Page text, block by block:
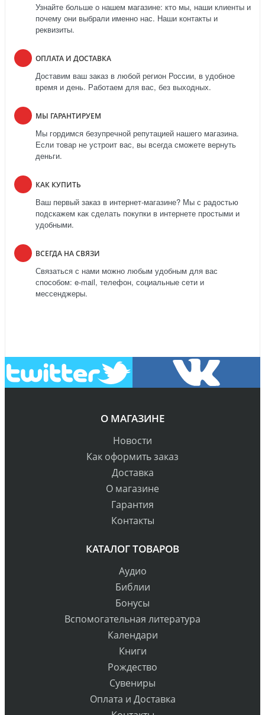
Узнайте больше о нашем магазине: кто мы, наши клиенты и
почему они выбрали именно нас. Наши контакты и
реквизиты.
ОПЛАТА И ДОСТАВКА
Доставим ваш заказ в любой регион России, в удобное
время и день. Работаем для вас, без выходных.
МЫ ГАРАНТИРУЕМ
Мы гордимся безупречной репутацией нашего магазина.
Если товар не устроит вас, вы всегда сможете вернуть
деньги.
КАК КУПИТЬ
Ваш первый заказ в интернет-магазине? Мы с радостью
подскажем как сделать покупки в интернете простыми и
удобными.
ВСЕГДА НА СВЯЗИ
Связаться с нами можно любым удобным для вас
способом: e-mail, телефон, социальные сети и
мессенджеры.
О МАГАЗИНЕ
Новости
Как оформить заказ
Доставка
О магазине
Гарантия
Контакты
КАТАЛОГ ТОВАРОВ
Аудио
Библии
Бонусы
Вспомогательная литература
Календари
Книги
Рождество
Сувениры
Оплата и Доставка